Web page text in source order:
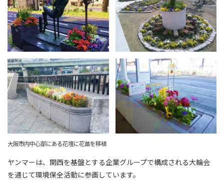
大阪市内中心部にある花壇に花苗を移植
ヤンマーは、関西を基盤とする企業グループで構成される大輪会
を通じて環境保全活動に参画しています。